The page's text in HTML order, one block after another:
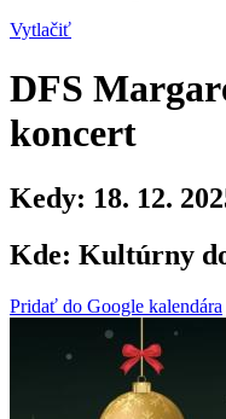
Vytlačiť
DFS
koncert
Kedy: 18. 12.
Kde: Kultúrny
Pridať do Google kalendára